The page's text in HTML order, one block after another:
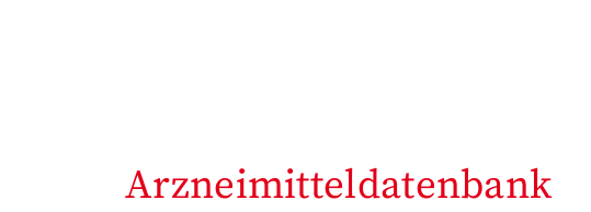
Arzneimitteldatenbank